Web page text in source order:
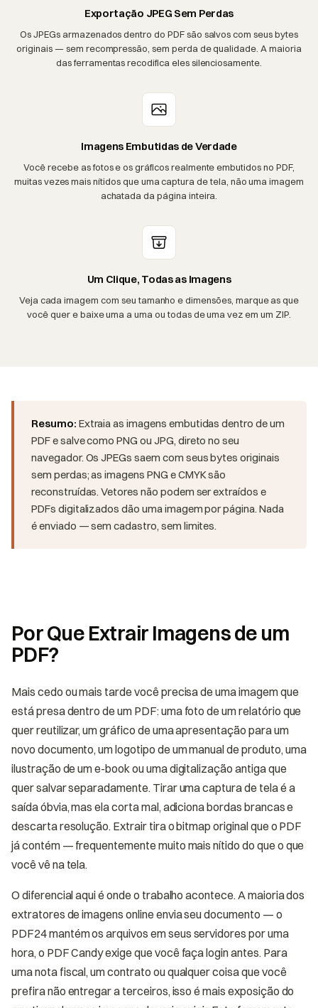
Exportação JPEG Sem Perdas
Os JPEGs armazenados dentro do PDF são salvos com seus bytes
originais — sem recompressão, sem perda de qualidade. A maioria
das ferramentas recodifica eles silenciosamente.
Imagens Embutidas de Verdade
Você recebe as fotos e os gráficos realmente embutidos no PDF,
muitas vezes mais nítidos que uma captura de tela, não uma imagem
achatada da página inteira.
Um Clique, Todas as Imagens
Veja cada imagem com seu tamanho e dimensões, marque as que
você quer e baixe uma a uma ou todas de uma vez em um ZIP.
Resumo: Extraia as imagens embutidas dentro de um
PDF e salve como PNG ou JPG, direto no seu
navegador. Os JPEGs saem com seus bytes originais
sem perdas; as imagens PNG e CMYK são
reconstruídas. Vetores não podem ser extraídos e
PDFs digitalizados dão uma imagem por página. Nada
é enviado — sem cadastro, sem limites.
Por Que Extrair Imagens de um
PDF?
Mais cedo ou mais tarde você precisa de uma imagem que
está presa dentro de um PDF: uma foto de um relatório que
quer reutilizar, um gráfico de uma apresentação para um
novo documento, um logotipo de um manual de produto, uma
ilustração de um e-book ou uma digitalização antiga que
quer salvar separadamente. Tirar uma captura de tela é a
saída óbvia, mas ela corta mal, adiciona bordas brancas e
descarta resolução. Extrair tira o bitmap original que o PDF
já contém — frequentemente muito mais nítido do que o que
você vê na tela.
O diferencial aqui é onde o trabalho acontece. A maioria dos
extratores de imagens online envia seu documento — o
PDF24 mantém os arquivos em seus servidores por uma
hora, o PDF Candy exige que você faça login antes. Para
uma nota fiscal, um contrato ou qualquer coisa que você
prefira não entregar a terceiros, isso é mais exposição do